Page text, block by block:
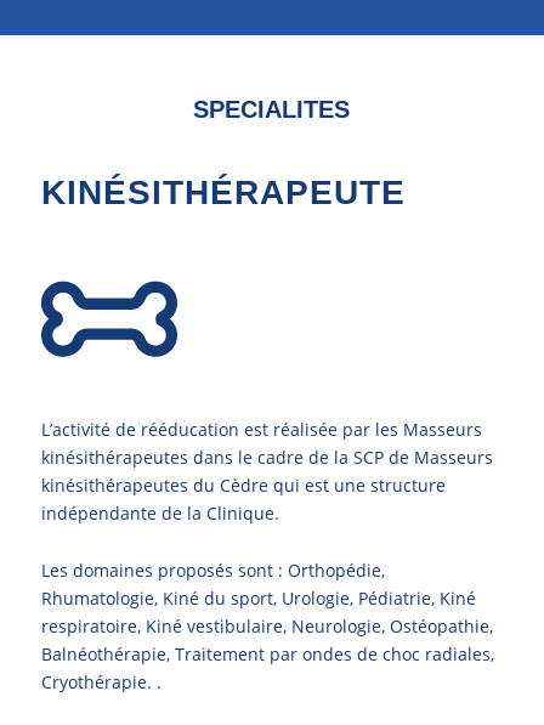
SPECIALITES
KINÉSITHÉRAPEUTE
L’activité de rééducation est réalisée par les Masseurs
kinésithérapeutes dans le cadre de la SCP de Masseurs
kinésithérapeutes du Cèdre qui est une structure
indépendante de la Clinique.
Les domaines proposés sont : Orthopédie,
Rhumatologie, Kiné du sport, Urologie, Pédiatrie, Kiné
respiratoire, Kiné vestibulaire, Neurologie, Ostéopathie,
Balnéothérapie, Traitement par ondes de choc radiales,
Cryothérapie. .